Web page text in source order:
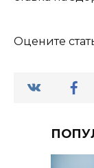
Оцените